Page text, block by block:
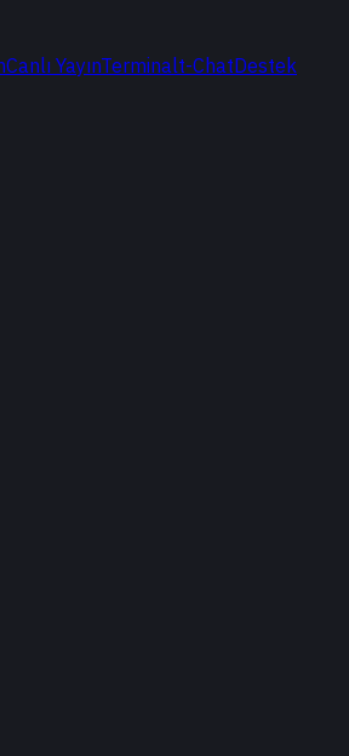
Canlı YayınTerminalt-ChatDestek